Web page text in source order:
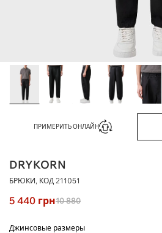
ПРИМЕРИТЬ ОНЛАЙН
DRYKORN
БРЮКИ, КОД 211051
5 440 грн10 880
Джинсовые размеры